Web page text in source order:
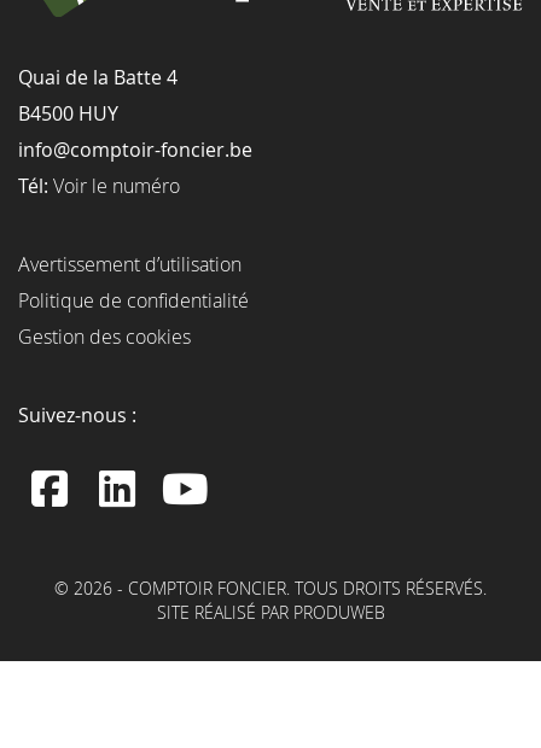
Quai de la Batte 4
B4500 HUY
info@comptoir-foncier.be
Tél: Voir le numéro
Avertissement d’utilisation
Politique de confidentialité
Gestion des cookies
Suivez-nous :
© 2026 - COMPTOIR FONCIER. TOUS DROITS RÉSERVÉS.
SITE RÉALISÉ PAR PRODUWEB